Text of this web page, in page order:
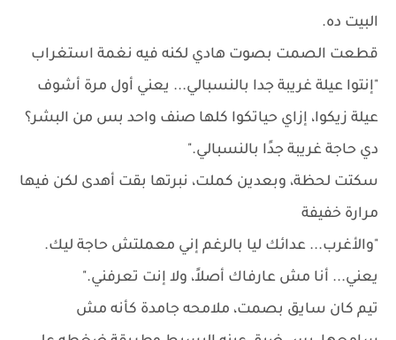
البيت ده.
قطعت الصمت بصوت هادي لكنه فيه نغمة استغراب
"إنتوا عيلة غريبة جدا بالنسبالي... يعني أول مرة أشوف
عيلة زيكوا، إزاي حياتكوا كلها صنف واحد بس من البشر؟
دي حاجة غريبة جدًا بالنسبالي."
سكتت لحظة، وبعدين كملت، نبرتها بقت أهدى لكن فيها
مرارة خفيفة
"والأغرب... عدائك ليا بالرغم إني معملتش حاجة ليك.
يعني... أنا مش عارفاك أصلاً، ولا إنت تعرفني."
تيم كان سايق بصمت، ملامحه جامدة كأنه مش